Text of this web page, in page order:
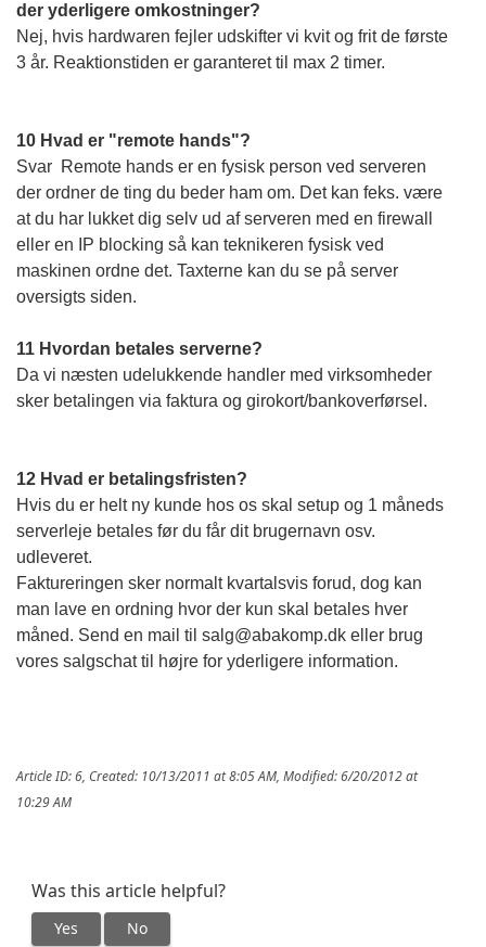
der yderligere omkostninger?
Nej, hvis hardwaren fejler udskifter vi kvit og frit de første
3 år. Reaktionstiden er garanteret til max 2 timer.
10 Hvad er "remote hands"?
Svar Remote hands er en fysisk person ved serveren
der ordner de ting du beder ham om. Det kan feks. være
at du har lukket dig selv ud af serveren med en firewall
eller en IP blocking så kan teknikeren fysisk ved
maskinen ordne det. Taxterne kan du se på server
oversigts siden.
11 Hvordan betales serverne?
Da vi næsten udelukkende handler med virksomheder
sker betalingen via faktura og girokort/bankoverførsel.
12 Hvad er betalingsfristen?
Hvis du er helt ny kunde hos os skal setup og 1 måneds
serverleje betales før du får dit brugernavn osv.
udleveret.
Faktureringen sker normalt kvartalsvis forud, dog kan
man lave en ordning hvor der kun skal betales hver
måned. Send en mail til salg@abakomp.dk eller brug
vores salgschat til højre for yderligere information.
Article ID: 6, Created: 10/13/2011 at 8:05 AM, Modified: 6/20/2012 at
10:29 AM
Was this article helpful?
Yes No